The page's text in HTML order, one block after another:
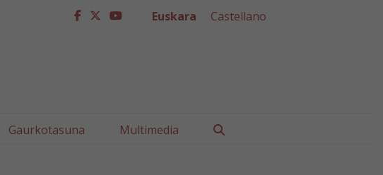
facebook
twitter
youtube
Euskara Castellano
Gaurkotasuna Multimedia